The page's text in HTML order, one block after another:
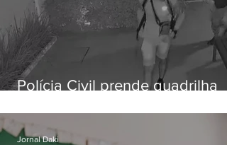
Polícia Civil prende quadrilha
residências de luxo no Rio
Jornal Daki